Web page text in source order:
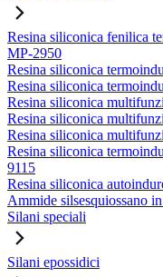
Resina siliconica fenilica
MP-2950
Resina siliconica
Resina siliconica
Resina siliconica
Resina siliconica
Resina siliconica
Resina siliconica
9115
Resina siliconica
Ammide silsesquiossano
Silani speciali
Silani epossidici